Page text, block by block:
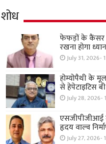
शोध
फेफड़ों के कैंसर
रखना होगा
July 31, 2026-
होम्योपैथी के
से हेपेटाइटिस
July 28, 2026-
एसजीपीजीआई
हृदय वाल्व
July 27, 2026-